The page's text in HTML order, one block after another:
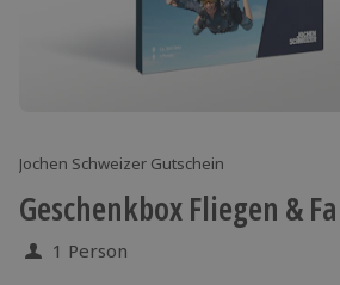
Jochen Schweizer Gutschein
Geschenkbox Fliegen &
1 Person